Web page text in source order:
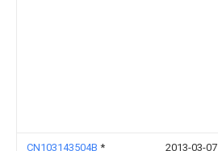
CN103143504B * 2013-03-07